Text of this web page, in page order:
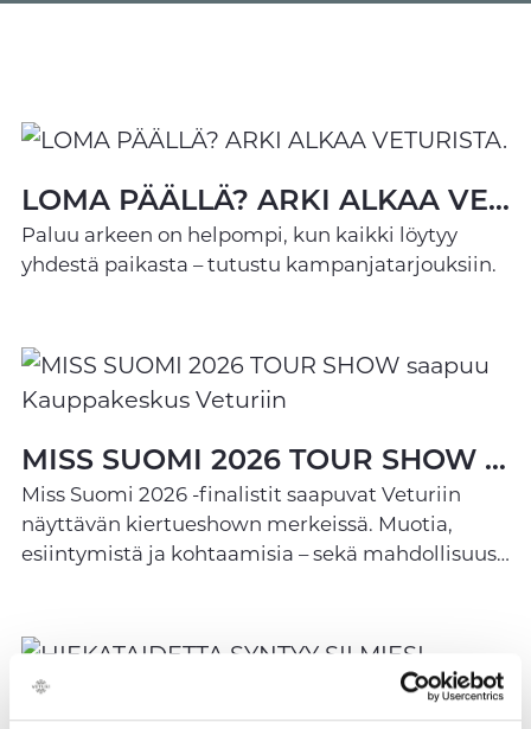
LOMA PÄÄLLÄ? ARKI ALKAA VETURISTA.
Paluu arkeen on helpompi, kun kaikki löytyy
yhdestä paikasta – tutustu kampanjatarjouksiin.
MISS SUOMI 2026 TOUR SHOW saapuu Kauppakeskus Veturiin
Miss Suomi 2026 -finalistit saapuvat Veturiin
näyttävän kiertueshown merkeissä. Muotia,
esiintymistä ja kohtaamisia – sekä mahdollisuus